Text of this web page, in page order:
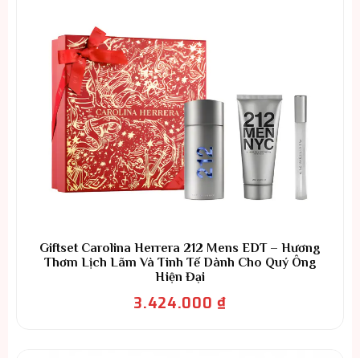
Giftset Carolina Herrera 212 Mens EDT – Hương
Thơm Lịch Lãm Và Tinh Tế Dành Cho Quý Ông
Hiện Đại
3.424.000₫